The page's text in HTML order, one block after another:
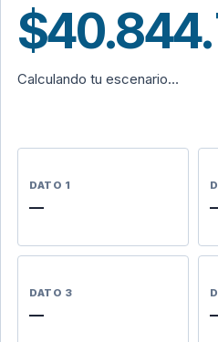
Calculando tu escenario…
DATO 1
—
DATO 3
—